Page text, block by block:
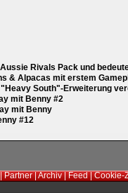
Rivals Pack und
& Alpacas mit erstem
South"-Erweiterung
mit Benny #2
mit Benny
#12
Partner|Archiv|Feed|Cookie-